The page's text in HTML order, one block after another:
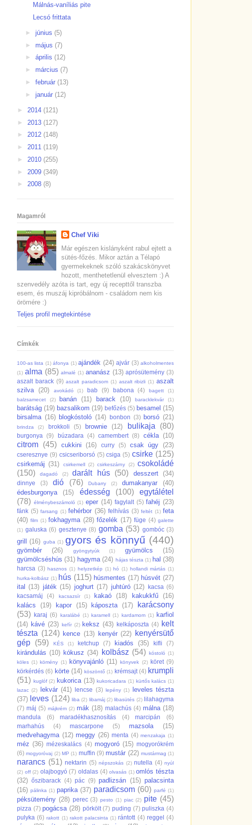
Málnás-vaníliás pite
Lecsó frittata
► június (5)
► május (7)
► április (12)
► március (7)
► február (13)
► január (12)
► 2014 (121)
► 2013 (127)
► 2012 (148)
► 2011 (119)
► 2010 (255)
► 2009 (349)
► 2008 (8)
Magamról
Chef Viki
Már egészen kislányként rabul ejtett a
sütés-főzés. Mikor aztán a Télapó
gyermekeknek szóló szakácskönyvet
hozott, menthetetlenül elvesztem :) A
szenvedély azóta is tart, egy új recepttől transzba
esem, és muszáj kipróbálnom - családom nem kis
örömére :)
Teljes profil megtekintése
Címkék
100-as lista (1) áfonya (1) ajándék (24) ajvár (3) alkoholmentes
(1) alma (85) almalé (1) ananász (13) aprósütemény (3)
aszalt barack (9) aszalt paradicsom (1) aszalt ribizli (1) aszalt
szilva
(20) avokádó (1) bab (9) babona (4) bagett
(1)
balzsamecet
(2) banán (11) barack (10) baracklekvár (1)
barátság (19) bazsalikom (19) befőzés (5) besamel (15)
birsalma (16) blogkóstoló (14) bonbon (3) borsó (21)
brindza (2) brokkoli (5) brownie (12) bulikaja (80)
burgonya (9) búzadara (4) camembert (8) cékla (10)
citrom (45) cukkini (16) curry (5) csak úgy (23)
cseresznye (9) csicseriborsó (5) csiga (5) csirke (125)
csirkemáj (31) csirkemell (2) csirkeszárny (2) csokoládé
(150)
dagadó (2) darált hús (50) desszert (34)
dinnye (3) dió (76) Dubarry (2) dumakanyar
(40)
édesburgonya
(15) édesség (100)
egytálétel
(78) élménybeszámoló (1) eper (14) fagylalt (5) fahéj (23)
fánk (5) farsang (1) fehérbor (36) felhívás (3) feltét (1) feta
(40) film (1) fokhagyma (28) főzelék (17) füge (4) galette
(1) galuska (6) gesztenye (8) gomba (53) gombóc (3)
grill (16) guba (1) gyors és könnyű (440)
gyömbér (26) gyöngytyúk (1) gyümölcs
(15)
gyümölcséshús (31) hagyma (24) hájas tészta (1) hal (38)
harcsa (3) hasznos (1) helyzetkép (1) hó (1) hollandi mártás (1)
hurka-kolbász (1) hús (115) húsmentes (17) húsvét (27)
ital (13) játék (15) joghurt (17) juhtúró (12) kacsa (6)
kacsamáj
(4) kacsazsír (1) kakaó (18) kakukkfű
(16)
kalács
(19) kapor (15) káposzta (17)
karácsony
(53)
karaj (6) karalábé (1) karamell (1) kardamom (1)
karfiol
(14) kávé (23) kefír (2) keksz (43) kelkáposzta (4)
kelt
tészta (124) kence (13) kenyér (22) kenyérsütő
gép (59) KÉS (1) ketchup (7) kiadós (35) kifli (7)
kirándulás (10) kókusz (34) kolbász (54) kóstoló (1)
köles (1) kömény (1) könyvajánló (11) könyvek (2) köret (9)
körkérdés (6) körte (14) köszöntő (1) krémsajt (4) krumpli
(51) kuglóf (2) kukorica (13) kukoricadara (1) kürtős kalács (1)
lazac (2) lekvár (41) lencse (3) lepény (1)
leveles tészta
(37) leves (124) liba (2) libamáj (2) libasütés (2) lilahagyma
(7) máj (5) májkrém (2) mák (18) malachús (4) málna (18)
mandula (6) maradékhasznosítás (4) marcipán
(6)
marhahús
(4) mascarpone (5) mazsola
(15)
medvehagyma (12) meggy (26) menta (4) menzakaja (1)
méz (36) mézeskalács (4) mogyoró (15) mogyorókrém
(6) mogyoróvaj (2) MP (1) muffin (9) mustár (22) mustármag (1)
narancs (51) nektarin (5) népszokás (2) nutella (4) nyúl
(2) off (2) olajbogyó (7) oldalas (4) olvasás (1) omlós tészta
(32) őszibarack (4) pác (9) padlizsán (15) palacsinta
(16) pálinka (1) paprika (37) paradicsom (60) parfé (1)
péksütemény (28) perec (3) pesto (1) piac (2) pite (45)
pizza (7) pogácsa (28) pörkölt (7) puding (7) puliszka (4)
pulyka (6) rakott (1) rakott palacsinta (1) rántott (4) reggel (4)